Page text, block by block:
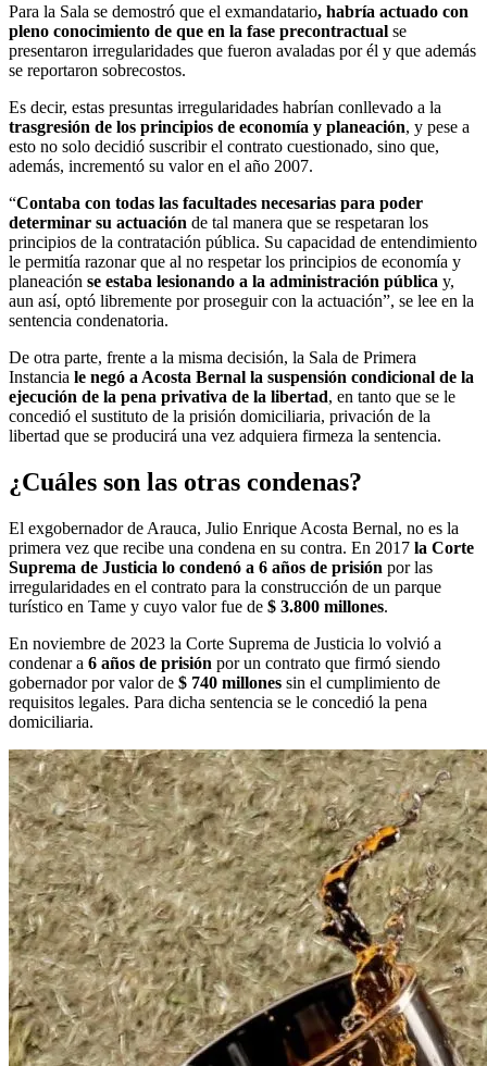
Para la Sala se demostró que el exmandatario, habría actuado con
pleno conocimiento de que en la fase precontractual se
presentaron irregularidades que fueron avaladas por él y que además
se reportaron sobrecostos.
Es decir, estas presuntas irregularidades habrían conllevado a la
trasgresión de los principios de economía y planeación, y pese a
esto no solo decidió suscribir el contrato cuestionado, sino que,
además, incrementó su valor en el año 2007.
“Contaba con todas las facultades necesarias para poder
determinar su actuación de tal manera que se respetaran los
principios de la contratación pública. Su capacidad de entendimiento
le permitía razonar que al no respetar los principios de economía y
planeación se estaba lesionando a la administración pública y,
aun así, optó libremente por proseguir con la actuación”, se lee en la
sentencia condenatoria.
De otra parte, frente a la misma decisión, la Sala de Primera
Instancia le negó a Acosta Bernal la suspensión condicional de la
ejecución de la pena privativa de la libertad, en tanto que se le
concedió el sustituto de la prisión domiciliaria, privación de la
libertad que se producirá una vez adquiera firmeza la sentencia.
¿Cuáles son las otras condenas?
El exgobernador de Arauca, Julio Enrique Acosta Bernal, no es la
primera vez que recibe una condena en su contra. En 2017 la Corte
Suprema de Justicia lo condenó a 6 años de prisión por las
irregularidades en el contrato para la construcción de un parque
turístico en Tame y cuyo valor fue de $ 3.800 millones.
En noviembre de 2023 la Corte Suprema de Justicia lo volvió a
condenar a 6 años de prisión por un contrato que firmó siendo
gobernador por valor de $ 740 millones sin el cumplimiento de
requisitos legales. Para dicha sentencia se le concedió la pena
domiciliaria.